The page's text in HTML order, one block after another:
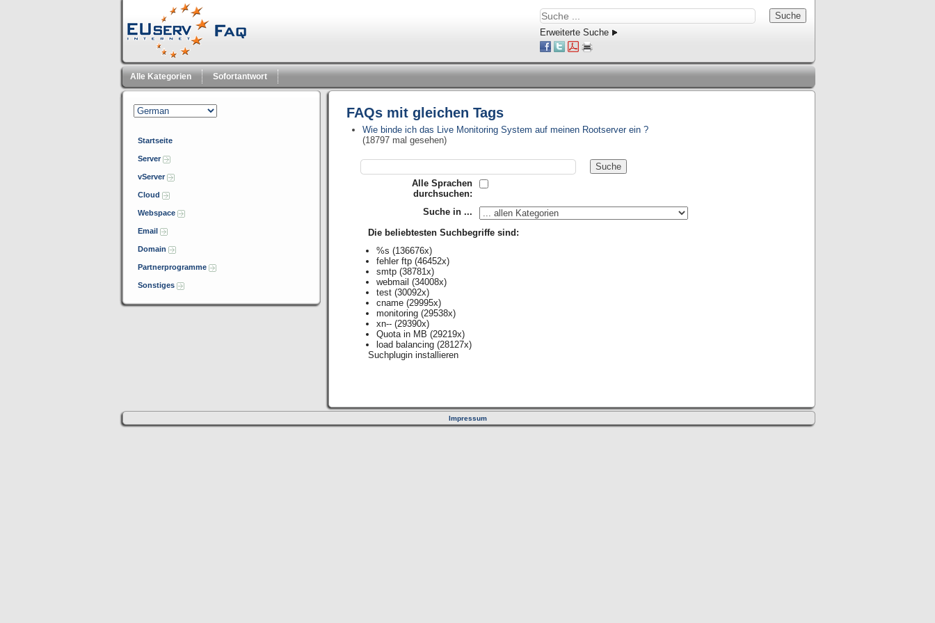
Erweiterte Suche
Alle Kategorien Sofortantwort
Startseite
Server
vServer
Cloud
Webspace
Email
Domain
Partnerprogramme
Sonstiges
FAQs mit gleichen Tags
Wie binde ich das Live Monitoring System auf meinen Rootserver ein ?
(18797 mal gesehen)
Alle Sprachen
durchsuchen:
Suche in ...
Die beliebtesten Suchbegriffe sind:
%s (136676x)
fehler ftp (46452x)
smtp (38781x)
webmail (34008x)
test (30092x)
cname (29995x)
monitoring (29538x)
xn-- (29390x)
Quota in MB (29219x)
load balancing (28127x)
Suchplugin installieren
Impressum